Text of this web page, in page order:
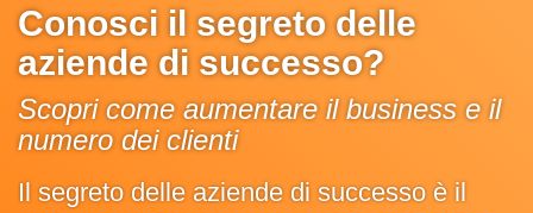
Conosci il segreto delle
aziende di successo?
Scopri come aumentare il business e il
numero dei clienti
Il segreto delle aziende di successo è il